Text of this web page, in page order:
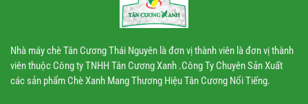
Nhà máy chè Tân Cương Thái Nguyên là đơn vị thành viên là đơn vị thành
viên thuộc Công ty TNHH Tân Cương Xanh .Công Ty Chuyên Sản Xuất
các sản phẩm Chè Xanh Mang Thương Hiệu Tân Cương Nổi Tiếng.